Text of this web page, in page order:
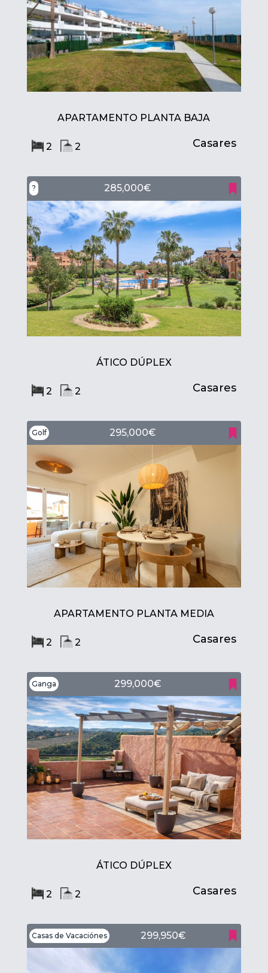
APARTAMENTO PLANTA BAJA
2 2 Casares
? 285,000€
ÁTICO DÚPLEX
2 2 Casares
Golf 295,000€
APARTAMENTO PLANTA MEDIA
2 2 Casares
Ganga 299,000€
ÁTICO DÚPLEX
2 2 Casares
Casas de Vacaciónes 299,950€